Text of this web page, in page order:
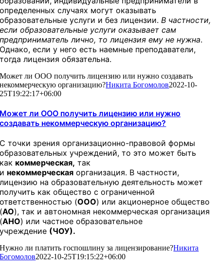
определенных случаях могут оказывать
образовательные услуги и без лицензии. В частности,
если образовательные услуги оказывает сам
предприниматель лично, то лицензия ему не нужна.
Однако, если у него есть наемные преподаватели,
тогда лицензия обязательна.
Может ли ООО получить лицензию или нужно создавать
некоммерческую организацию?Никита Богомолов2022-10-
25T19:22:17+06:00
Может ли ООО получить лицензию или нужно
создавать некоммерческую организацию?
С точки зрения организационно-правовой формы
образовательных учреждений, то это может быть
как коммерческая, так
и некоммерческая организация. В частности,
лицензию на образовательную деятельность может
получить как общество с ограниченной
ответственностью (ООО) или акционерное общество
(АО), так и автономная некоммерческая организация
(АНО) или частное образовательное
учреждение (ЧОУ).
Нужно ли платить госпошлину за лицензирование?Никита
Богомолов2022-10-25T19:15:22+06:00